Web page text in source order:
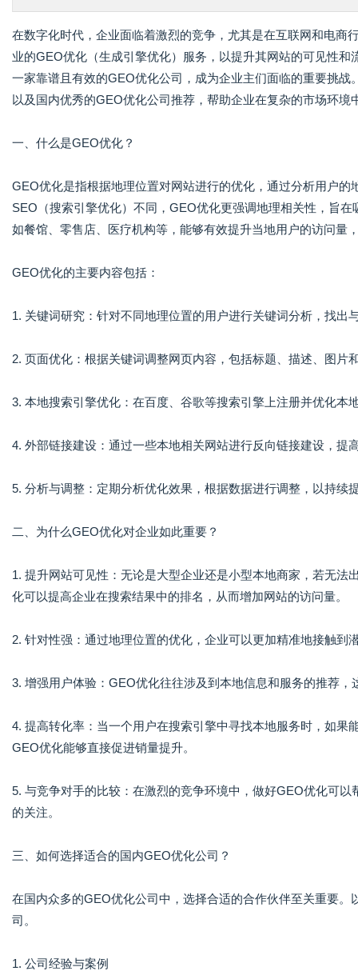
在数字化时代，企业面临着激烈的竞争，尤其是在互联网和电商
业的GEO优化（生成引擎优化）服务，以提升其网站的可见性
一家靠谱且有效的GEO优化公司，成为企业主们面临的重要挑
以及国内优秀的GEO优化公司推荐，帮助企业在复杂的市场环境
一、什么是GEO优化？
GEO优化是指根据地理位置对网站进行的优化，通过分析用户
SEO（搜索引擎优化）不同，GEO优化更强调地理相关性，旨
如餐馆、零售店、医疗机构等，能够有效提升当地用户的访问量
GEO优化的主要内容包括：
1. 关键词研究：针对不同地理位置的用户进行关键词分析，找出
2. 页面优化：根据关键词调整网页内容，包括标题、描述、图片
3. 本地搜索引擎优化：在百度、谷歌等搜索引擎上注册并优化本
4. 外部链接建设：通过一些本地相关网站进行反向链接建设，提
5. 分析与调整：定期分析优化效果，根据数据进行调整，以持续
二、为什么GEO优化对企业如此重要？
1. 提升网站可见性：无论是大型企业还是小型本地商家，若无
化可以提高企业在搜索结果中的排名，从而增加网站的访问量。
2. 针对性强：通过地理位置的优化，企业可以更加精准地接触
3. 增强用户体验：GEO优化往往涉及到本地信息和服务的推荐
4. 提高转化率：当一个用户在搜索引擎中寻找本地服务时，如
GEO优化能够直接促进销量提升。
5. 与竞争对手的比较：在激烈的竞争环境中，做好GEO优化可
的关注。
三、如何选择适合的国内GEO优化公司？
在国内众多的GEO优化公司中，选择合适的合作伙伴至关重要
司。
1. 公司经验与案例